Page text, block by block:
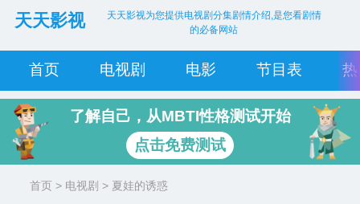
天天影视
天天影视为您提供电视剧分集剧情介绍,是您看剧情
的必备网站
首页 电视剧 电影 节目表
了解自己，从MBTI性格测试开始
点击免费测试
首页 > 电视剧 > 夏娃的诱惑